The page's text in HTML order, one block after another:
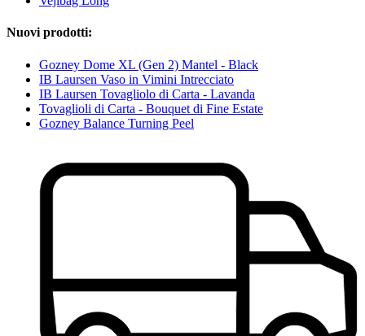
Nuovi prodotti:
Gozney Dome XL (Gen 2) Mantel - Black
IB Laursen Vaso in Vimini Intrecciato
IB Laursen Tovagliolo di Carta - Lavanda
Tovaglioli di Carta - Bouquet di Fine Estate
Gozney Balance Turning Peel